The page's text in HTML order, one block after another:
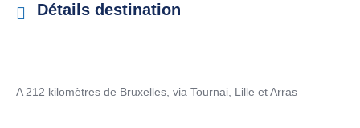
Détails destination
A 212 kilomètres de Bruxelles, via Tournai, Lille et Arras